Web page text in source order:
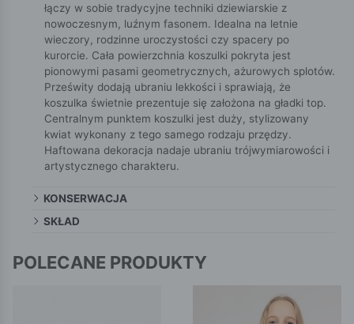
łączy w sobie tradycyjne techniki dziewiarskie z
nowoczesnym, luźnym fasonem. Idealna na letnie
wieczory, rodzinne uroczystości czy spacery po
kurorcie. Cała powierzchnia koszulki pokryta jest
pionowymi pasami geometrycznych, ażurowych splotów.
Prześwity dodają ubraniu lekkości i sprawiają, że
koszulka świetnie prezentuje się założona na gładki top.
Centralnym punktem koszulki jest duży, stylizowany
kwiat wykonany z tego samego rodzaju przędzy.
Haftowana dekoracja nadaje ubraniu trójwymiarowości i
artystycznego charakteru.
KONSERWACJA
SKŁAD
POLECANE PRODUKTY